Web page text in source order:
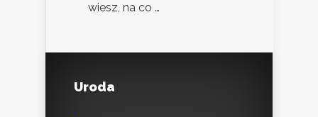
wiesz, na co …
Uroda